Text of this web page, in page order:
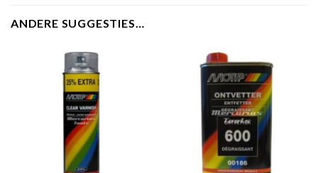
ANDERE SUGGESTIES…